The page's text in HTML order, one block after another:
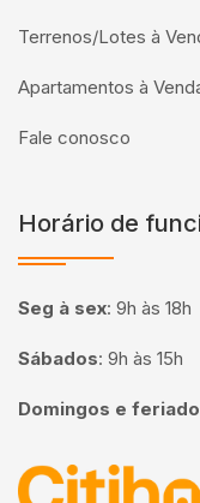
Terrenos/Lotes à
Apartamentos à
Fale conosco
Horário de
Seg à sex: 9h às 18h
Sábados: 9h às 15h
Domingos e
Página inicial